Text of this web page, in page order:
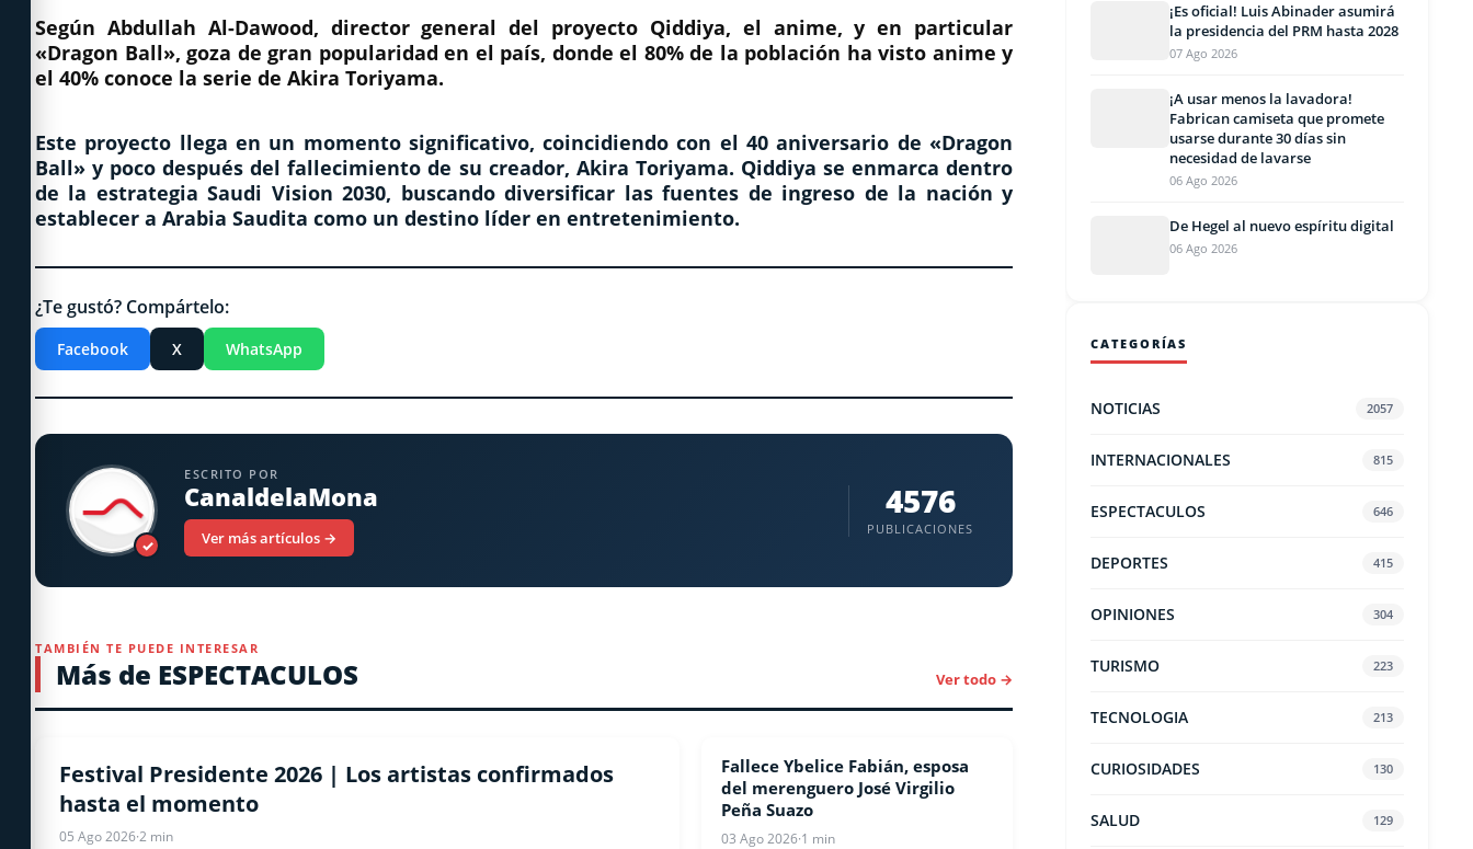
Según Abdullah Al-Dawood, director general del proyecto Qiddiya, el anime, y en particular
«Dragon Ball», goza de gran popularidad en el país, donde el 80% de la población ha visto anime y
el 40% conoce la serie de Akira Toriyama.
Este proyecto llega en un momento significativo, coincidiendo con el 40 aniversario de «Dragon
Ball» y poco después del fallecimiento de su creador, Akira Toriyama. Qiddiya se enmarca dentro
de la estrategia Saudi Vision 2030, buscando diversificar las fuentes de ingreso de la nación y
establecer a Arabia Saudita como un destino líder en entretenimiento.
¿Te gustó? Compártelo:
Facebook X WhatsApp
✓
ESCRITO POR
CanaldelaMona
Ver más artículos →
4576
PUBLICACIONES
TAMBIÉN TE PUEDE INTERESAR
Más de ESPECTACULOS Ver todo →
ESPECTACULOS
Festival Presidente 2026 | Los artistas confirmados
hasta el momento
05 Ago 2026·2 min
ESPECTACULOS
Fallece Ybelice Fabián, esposa
del merenguero José Virgilio
Peña Suazo
03 Ago 2026·1 min
¡Es oficial! Luis Abinader asumirá
la presidencia del PRM hasta 2028
07 Ago 2026
¡A usar menos la lavadora!
Fabrican camiseta que promete
usarse durante 30 días sin
necesidad de lavarse
06 Ago 2026
De Hegel al nuevo espíritu digital
06 Ago 2026
CATEGORÍAS
NOTICIAS 2057
INTERNACIONALES 815
ESPECTACULOS 646
DEPORTES 415
OPINIONES 304
TURISMO 223
TECNOLOGIA 213
CURIOSIDADES 130
SALUD 129